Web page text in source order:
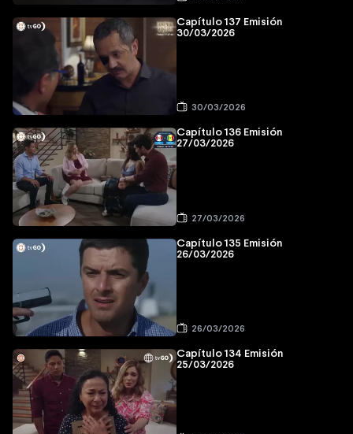
Capítulo 137 Emisión
30/03/2026
30/03/2026
Capítulo 136 Emisión
27/03/2026
27/03/2026
Capítulo 135 Emisión
26/03/2026
26/03/2026
Capítulo 134 Emisión
25/03/2026